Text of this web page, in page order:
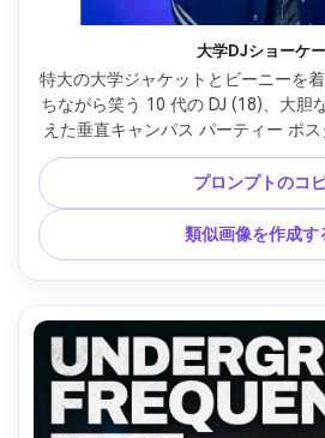
大学DJショーケ
特大の大学ジャケットとビーニーを
ちながら笑う 10 代の DJ (18)、大胆
えた垂直キャンパス パーティー ポス
ンナップとロケーションのセカンダ
りにアクセントとしてキッド スタイ
白の QR RSVP エリア、カラフルな
ージの背景、明るいフロント フィ
ト、Canon 5D Mark IV、35mm、
若々しく明るい雰囲気、リアルな
点、高解像度、印刷可能なポスター
プロンプトのコ
類似画像を作成